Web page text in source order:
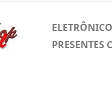
PRESENTES